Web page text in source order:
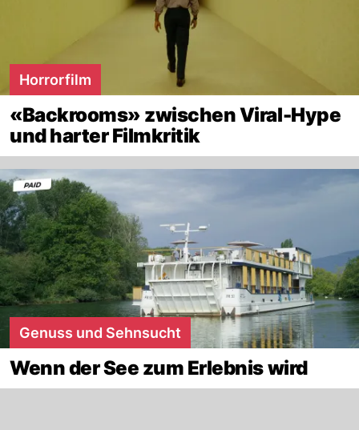
Horrorfilm
«Backrooms» zwischen Viral-Hype
und harter Filmkritik
Genuss und Sehnsucht
Wenn der See zum Erlebnis wird